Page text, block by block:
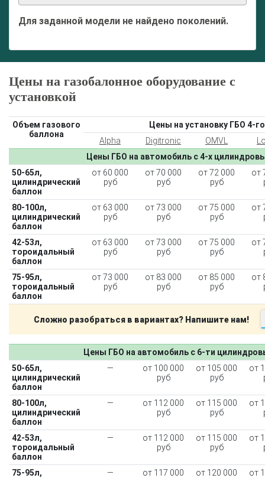
Для заданной модели не найдено поколений.
Цены на газобалонное оборудование с
установкой
Объем газового
баллона
Цены на установку ГБО 4-
Alpha
Digitronic OMVL
Цены ГБО на автомобиль с 4-х
50-65л,
цилиндрический
баллон
от 60 000
руб
от 70 000
руб
от 72 000
руб
от
80-100л,
цилиндрический
баллон
от 63 000
руб
от 73 000
руб
от 75 000
руб
от
42-53л,
тороидальный
баллон
от 63 000
руб
от 73 000
руб
от 75 000
руб
от
75-95л,
тороидальный
баллон
от 73 000
руб
от 83 000
руб
от 85 000
руб
от
Сложно разобраться в вариантах? Напишите нам!
Цены ГБО на автомобиль с 6-ти
50-65л,
цилиндрический
баллон
—
от 100 000
руб
от 105 000
руб
от
80-100л,
цилиндрический
баллон
—
от 112 000
руб
от 115 000
руб
от
42-53л,
тороидальный
баллон
—
от 112 000
руб
от 115 000
руб
от
75-95л,
—
от 117 000
от 120 000
от